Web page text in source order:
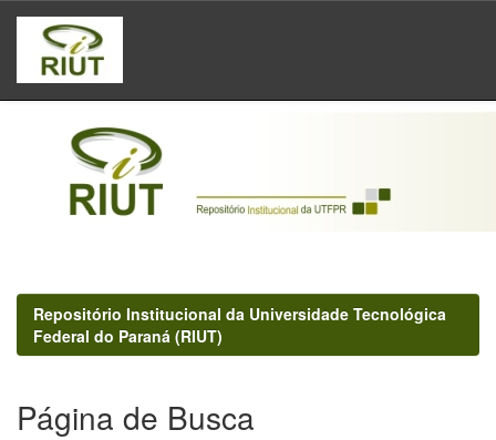
Skip
navigation
Repositório Institucional da Universidade Tecnológica
Federal do Paraná (RIUT)
Página de Busca